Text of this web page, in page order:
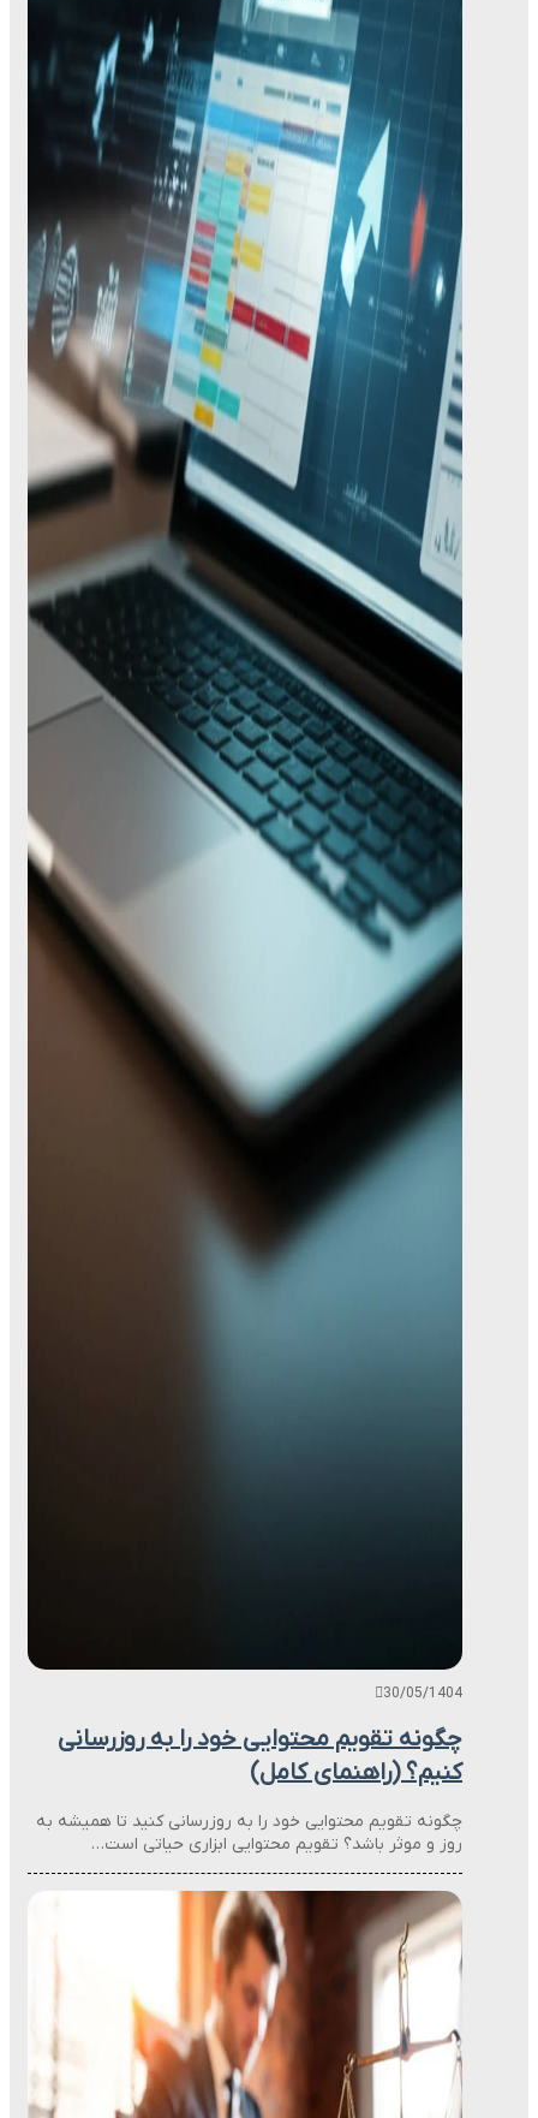
30/05/1404
چگونه تقویم محتوایی خود را به روزرسانی
کنیم؟ (راهنمای کامل)
چگونه تقویم محتوایی خود را به روزرسانی کنید تا همیشه به
روز و موثر باشد؟ تقویم محتوایی ابزاری حیاتی است…